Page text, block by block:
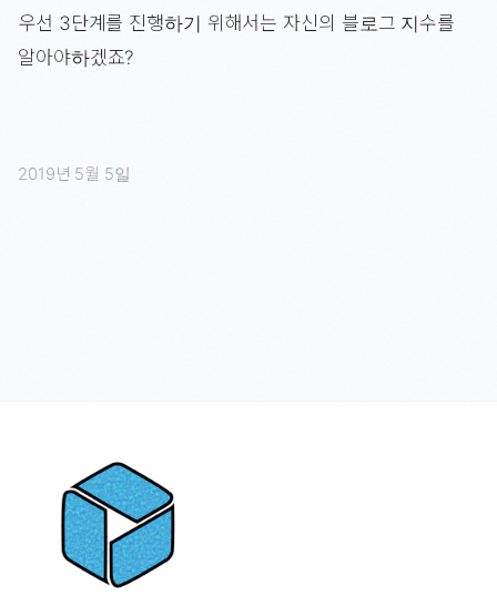
우선 3단계를 진행하기 위해서는 자신의 블로그 지수를
알아야하겠죠?
2019년 5월 5일